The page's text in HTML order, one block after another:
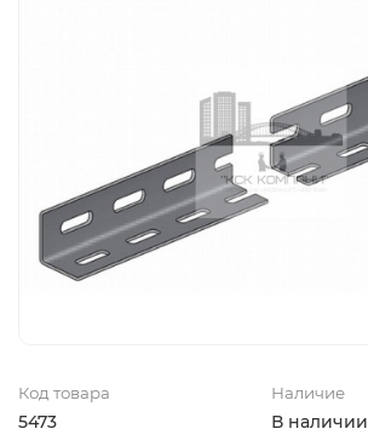
Код товара
5473
Наличие
В наличии